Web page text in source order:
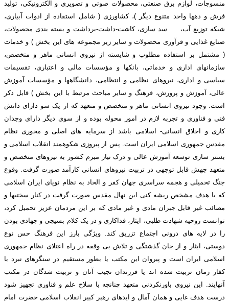
منسوجات، لوازم برق صنعتی، محصولات صوتی و تصویری و الکترونیکی، تولید
فرش و دهها واحد متنوع دیگر )، کشاورزی ( شامل استفاده از ادوات آبیاری،
شبکه توزیع آب، سد سازی، کاشت-داشت-برداشت و بسته بندی محصولات،
صنایع غذایی و فرآوری محصولات و سایر زیر مجموعه های این بخش ) و خدمات
( مشتمل بر استفاده مطلوب و شایسته از نیروی انسانی ماهر و متخصص،
سازمانهای اداری و خدماتی، بانکها و مؤسسات مالی و اعتباری، تقسیمات
سیاسی و اداری، نیروهای نظامی و انتظامی، دانشگاهها و مؤسسات آموزش
عالی، آموزش و پرورش، فرهنگ و سایر مباحث مرتبط با این بخش ) قابل ذکر
است. وجود نیروی انسانی ماهر و متخصص و متعهد که از یک سو دارای دانش
فنی و فناوری و تجربه لازم در امور محوله بوده و از سوی دیگر دارای وجدان
کاری و اخلاق انسانی- اسلامی باشد از سرمایه های اصلی و محوری نظام
مقدس جمهوری اسلامی ایران است. پس از پبروزی شکوهمند انقلاب اسلامی و
بستر سازی توسعه آموزش عالی و درک نیاز مبرم کشور به نیروهای متخصص و
متعهد جهش قابل توجهی در تربیت نیروهای انسانی کارآمد صورت گرفت. وقوع
جنگ تحمیلی و هجمه سراسری جهان کفر و الحاد به نظام نوپای ایران اسلامی
که با هدف مشخص ریشه کنی این نهال مقدس صورت گرفت در کنار سختیها و
مصائب غیر قابل جبران مادی و غیر مادی که بر این مردمان عزیز تحمیل کرد،
توانست روحیه شهادت طلبی، ایثار، فداکاری و در یک کلام بسیجی و جهادی بودن
را در لایه های درونی اجتماع تزریق کند. ویژگی بارز این فرهنگ حس نوع
دوستی، ایثار و از جان گذشتگی و تلاش بی وقفه در راه اعتلای نظام جمهوری
اسلامی ایران است و پیروان این مکتب یا بطور مستقیم در سنگرهای نبرد با
کفار زمان تربیت شده اند یا فرزندان نجیب آنان و تربیت شدگان در مکتب
آنهایند. این نیروی باورنکردنی متعهد چنانچه با سلاح علم و فناوری تجهیز شود
درست هدف غایی و همان آمال و ایدهای رهبر کبیر انقلاب اسلامی حضرت امام